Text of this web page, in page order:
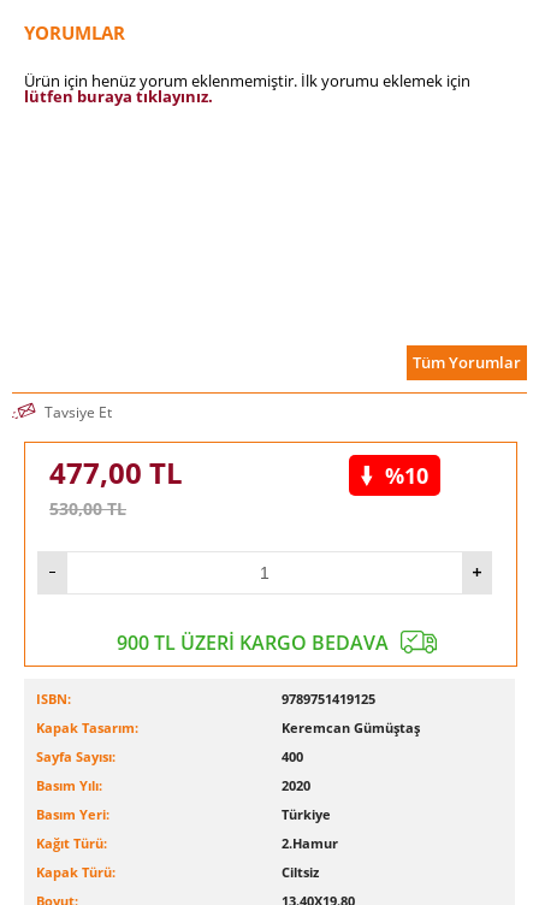
YORUMLAR
Ürün için henüz yorum eklenmemiştir. İlk yorumu eklemek için
lütfen buraya tıklayınız.
Tüm Yorumlar
Tavsiye Et
477,00 TL
530,00TL
%10
900 TL ÜZERİ KARGO BEDAVA
ISBN:
9789751419125
Kapak Tasarım:
Keremcan Gümüştaş
Sayfa Sayısı:
400
Basım Yılı:
2020
Basım Yeri:
Türkiye
Kağıt Türü:
2.Hamur
Kapak Türü:
Ciltsiz
Boyut:
13.40X19.80